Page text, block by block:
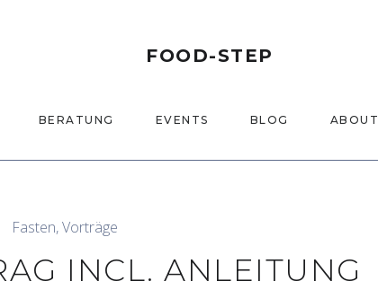
FOOD-STEP
BERATUNG EVENTS BLOG ABOUT
Fasten,Vorträge
INCL. ANLEITUNG